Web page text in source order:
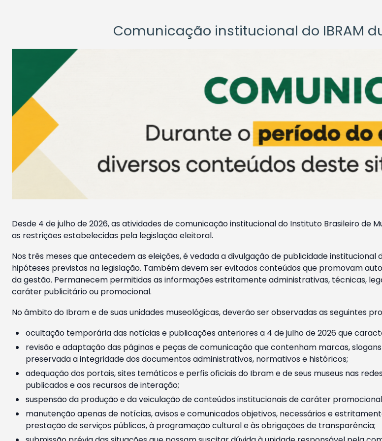
Comunicação institucional do IBRAM
Desde 4 de julho de 2026, as atividades de comunicação institucional do Instituto Brasileiro de
as restrições estabelecidas pela legislação eleitoral.
Nos três meses que antecedem as eleições, é vedada a divulgação de publicidade
hipóteses previstas na legislação. Também devem ser evitados conteúdos que promovam
da gestão. Permanecem permitidas as informações estritamente administrativas, técnicas,
caráter publicitário ou promocional.
No âmbito do Ibram e de suas unidades museológicas, deverão ser observadas as seguintes
ocultação temporária das notícias e publicações anteriores a 4 de julho de 2026 que
revisão e adaptação das páginas e peças de comunicação que contenham marcas,
preservada a integridade dos documentos administrativos, normativos e históricos;
adequação dos portais, sites temáticos e perfis oficiais do Ibram e de seus museus nas
publicados e aos recursos de interação;
suspensão da produção e da veiculação de conteúdos institucionais de caráter
manutenção apenas de notícias, avisos e comunicados objetivos, necessários e
prestação de serviços públicos, à programação cultural e às obrigações de transparência;